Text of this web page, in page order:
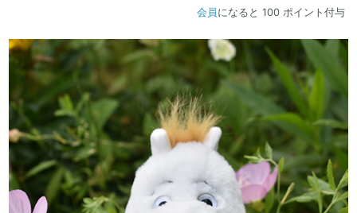
会員 になると 100 ポイント付与